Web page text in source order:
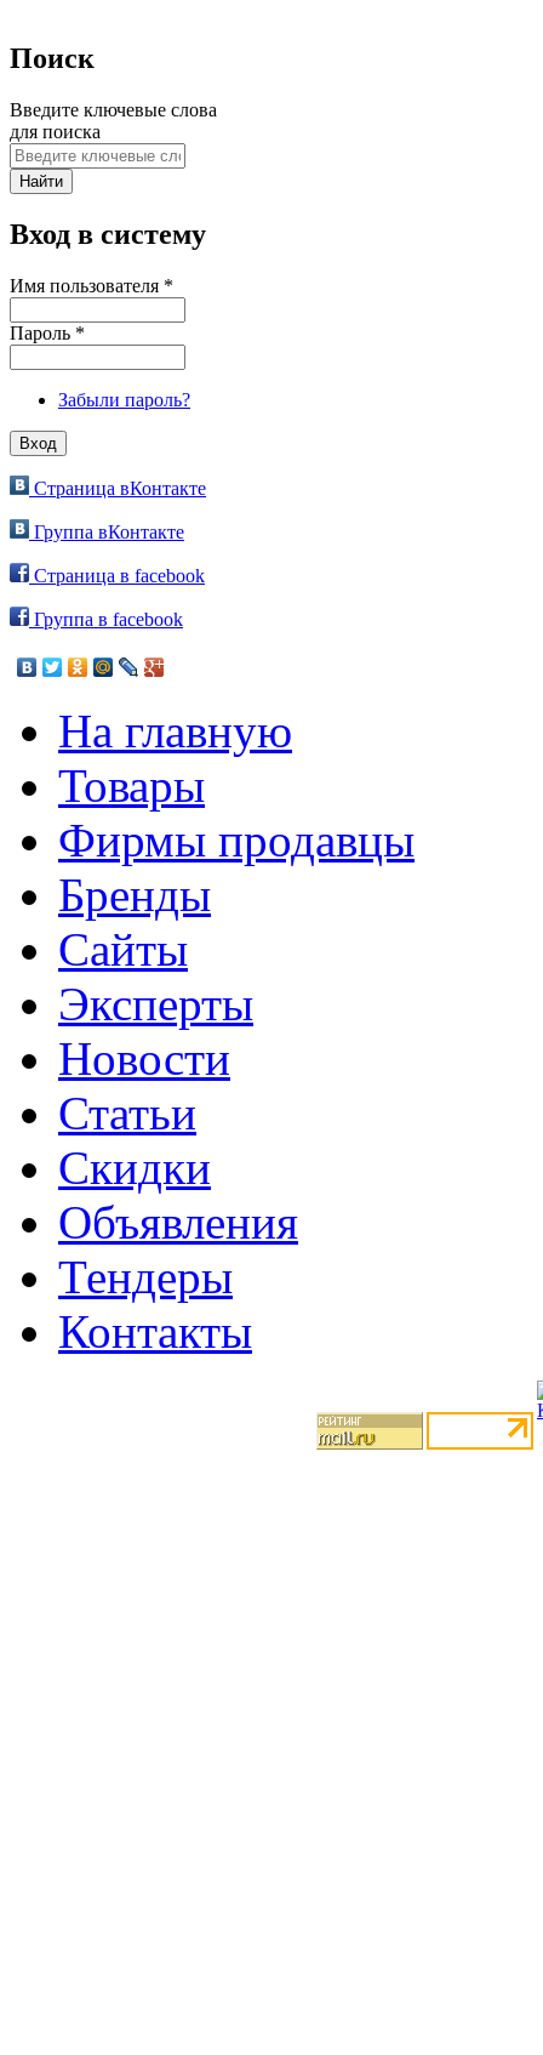
Поиск
Введите ключевые слова
для поиска
Вход в систему
Имя пользователя *
Пароль *
Забыли пароль?
Страница вКонтакте
Группа вКонтакте
Страница в facebook
Группа в facebook
На главную
Товары
Фирмы продавцы
Бренды
Сайты
Эксперты
Новости
Статьи
Скидки
Объявления
Тендеры
Контакты